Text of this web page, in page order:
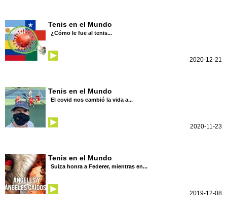
Tenis en el Mundo
¿Cómo le fue al tenis...
2020-12-21
Tenis en el Mundo
El covid nos cambió la vida a...
2020-11-23
Tenis en el Mundo
Suiza honra a Federer, mientras en...
2019-12-08